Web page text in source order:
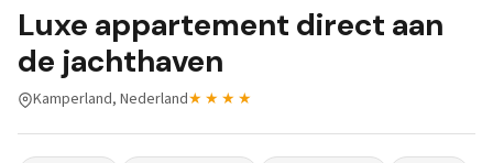
Luxe appartement direct aan
de jachthaven
Kamperland, Nederland★★★★